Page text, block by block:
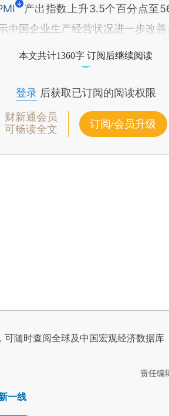
产出指数上升3.5个百分点至
中国企业生产经营状况进一步改善
本文共计1360字 订阅后继续阅读
登录后获取已订阅的阅读权限
财新通会员
可畅读全文
订阅/会员升级
，可随时查阅全球及中国宏观经济数据库
责任编
一线